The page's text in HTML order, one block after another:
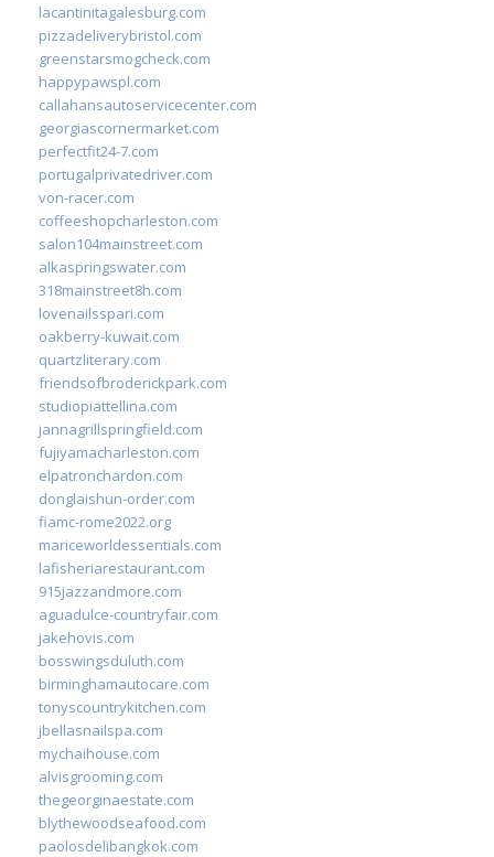
lacantinitagalesburg.com
pizzadeliverybristol.com
greenstarsmogcheck.com
happypawspl.com
callahansautoservicecenter.com
georgiascornermarket.com
perfectfit24-7.com
portugalprivatedriver.com
von-racer.com
coffeeshopcharleston.com
salon104mainstreet.com
alkaspringswater.com
318mainstreet8h.com
lovenailsspari.com
oakberry-kuwait.com
quartzliterary.com
friendsofbroderickpark.com
studiopiattellina.com
jannagrillspringfield.com
fujiyamacharleston.com
elpatronchardon.com
donglaishun-order.com
fiamc-rome2022.org
mariceworldessentials.com
lafisheriarestaurant.com
915jazzandmore.com
aguadulce-countryfair.com
jakehovis.com
bosswingsduluth.com
birminghamautocare.com
tonyscountrykitchen.com
jbellasnailspa.com
mychaihouse.com
alvisgrooming.com
thegeorginaestate.com
blythewoodseafood.com
paolosdelibangkok.com